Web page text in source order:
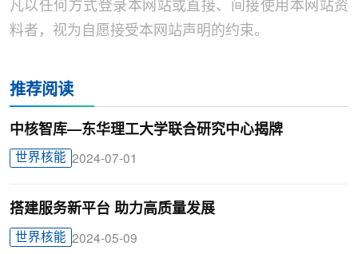
凡以任何方式登录本网站或直接、间接使用本网站资
料者，视为自愿接受本网站声明的约束。
推荐阅读
中核智库—东华理工大学联合研究中心揭牌
世界核能 2024-07-01
搭建服务新平台 助力高质量发展
世界核能 2024-05-09